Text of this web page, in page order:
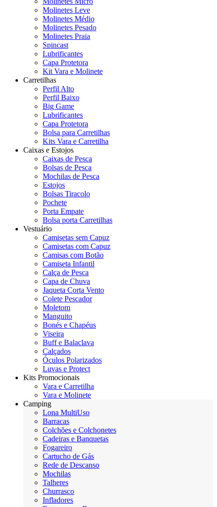
Molinetes Leve
Molinetes Médio
Molinetes Pesado
Molinetes Praia
Spincast
Lubrificantes
Capa Protetora
Kit Vara e Molinete
Carretilhas
Perfil Alto
Perfil Baixo
Big Game
Lubrificantes
Capa Protetora
Bolsa para Carretilhas
Kits Vara e Carretilha
Caixas e Estojos
Caixas de Pesca
Bolsas de Pesca
Mochilas de Pesca
Estojos
Bolsas Tiracolo
Pochete
Porta Empate
Bolsa porta Carretilhas
Vestuário
Camisetas sem Capuz
Camisetas com Capuz
Camisas com Botão
Camiseta Infantil
Calça de Pesca
Capa de Chuva
Jaqueta Corta Vento
Colete Pescador
Moletom
Manguito
Bonés e Chapéus
Viseira
Buff e Balaclava
Calçados
Óculos Polarizados
Luvas e Protect
Kits Promocionais
Vara e Carretilha
Vara e Molinete
Camping
Lona MultiUso
Barracas
Colchões e Colchonetes
Cadeiras e Banquetas
Fogareiro
Cartucho de Gás
Rede de Descanso
Mochilas
Talheres
Churrasco
Infladores